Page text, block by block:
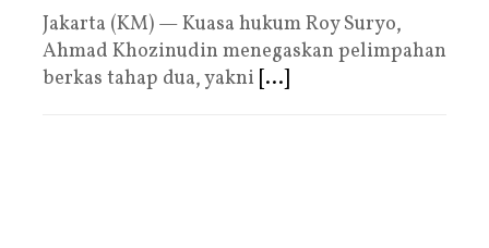
Jakarta (KM) — Kuasa hukum Roy Suryo,
Ahmad Khozinudin menegaskan pelimpahan
berkas tahap dua, yakni [...]